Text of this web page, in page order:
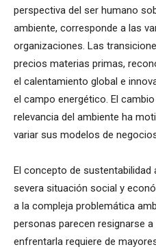
perspectiva del ser humano
ambiente, corresponde a las
organizaciones. Las
precios materias primas,
el calentamiento global e
el campo energético. El
relevancia del ambiente ha
variar sus modelos de
El concepto de sustentabilidad
severa situación social y
a la compleja problemática
personas parecen resignarse
enfrentarla requiere de